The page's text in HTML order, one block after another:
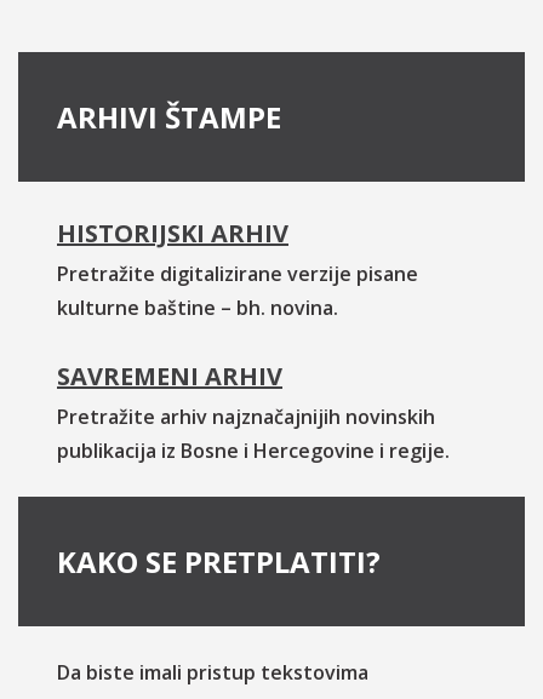
ARHIVI ŠTAMPE
HISTORIJSKI ARHIV
Pretražite digitalizirane verzije pisane
kulturne baštine – bh. novina.
SAVREMENI ARHIV
Pretražite arhiv najznačajnijih novinskih
publikacija iz Bosne i Hercegovine i regije.
KAKO SE PRETPLATITI?
Da biste imali pristup tekstovima